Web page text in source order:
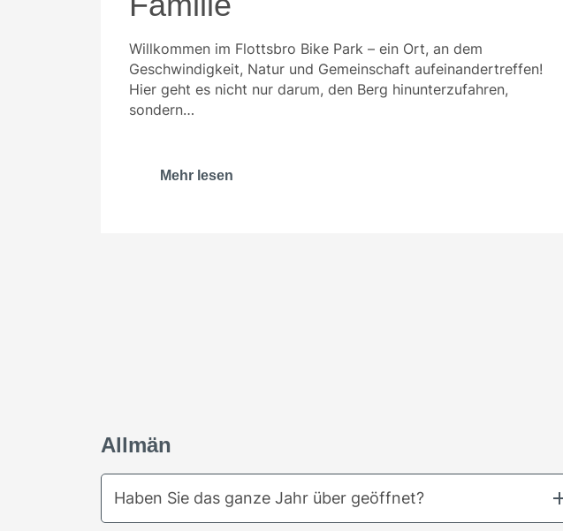
Willkommen im Flottsbro Bike Park – ein Ort, an dem
Geschwindigkeit, Natur und Gemeinschaft aufeinandertreffen!
Hier geht es nicht nur darum, den Berg hinunterzufahren,
sondern…
Mehr lesen
Allmän
Haben Sie das ganze Jahr über geöffnet?